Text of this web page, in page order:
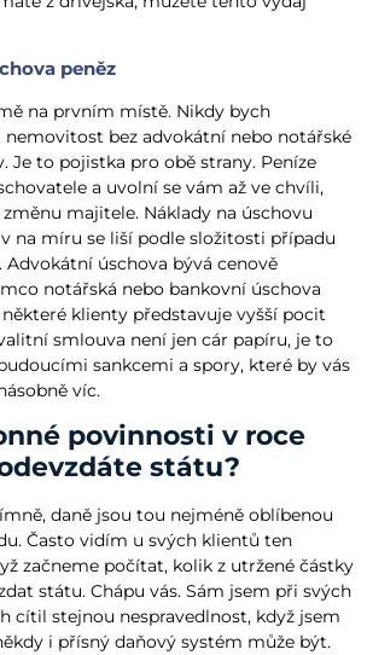
peněz
na prvním místě. Nikdy bych
bez advokátní nebo notářské
Je to pojistka pro obě strany. Peníze
a uvolní se vám až ve chvíli,
majitele. Náklady na úschovu
na míru se liší podle složitosti případu
úschova bývá cenově
notářská nebo bankovní úschova
některé klienty představuje vyšší pocit
smlouva není jen cár papíru, je to
sankcemi a spory, které by vás
víc.
povinnosti v roce
státu?
daně jsou tou nejméně oblíbenou
Často vidím u svých klientů ten
začneme počítat, kolik z utržené částky
státu. Chápu vás. Sám jsem při svých
cítil stejnou nespravedlnost, když jsem
i přísný daňový systém může být.